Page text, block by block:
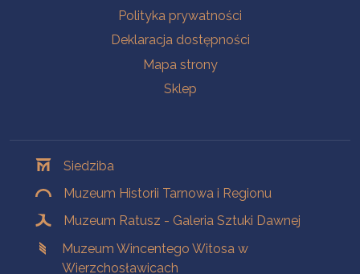
Polityka prywatności
Deklaracja dostępności
Mapa strony
Sklep
Siedziba
Muzeum Historii Tarnowa i Regionu
Muzeum Ratusz - Galeria Sztuki Dawnej
Muzeum Wincentego Witosa w
Wierzchosławicach